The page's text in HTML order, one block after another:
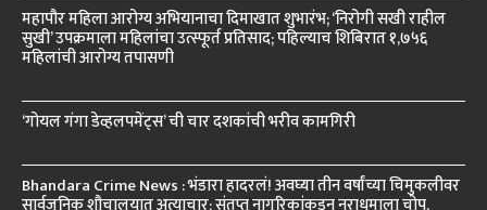
महापौर महिला आरोग्य अभियानाचा दिमाखात शुभारंभ; ‘निरोगी सखी राहील
सुखी’ उपक्रमाला महिलांचा उत्स्फूर्त प्रतिसाद; पहिल्याच शिबिरात १,७५६
महिलांची आरोग्य तपासणी
‘गोयल गंगा डेव्हलपमेंट्स’ ची चार दशकांची भरीव कामगिरी
Bhandara Crime News : भंडारा हादरलं! अवघ्या तीन वर्षांच्या चिमुकलीवर